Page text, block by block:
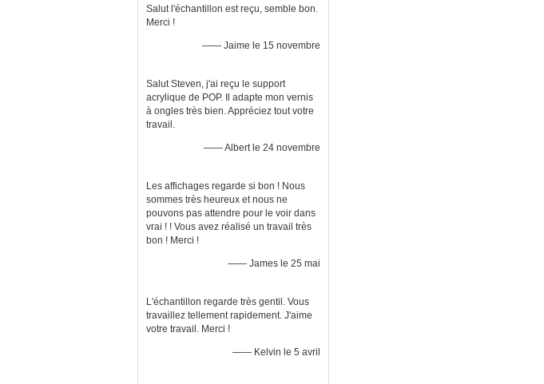
Salut l'échantillon est reçu, semble bon.
Merci !
—— Jaime le 15 novembre
Salut Steven, j'ai reçu le support
acrylique de POP. Il adapte mon vernis
à ongles très bien. Appréciez tout votre
travail.
—— Albert le 24 novembre
Les affichages regarde si bon ! Nous
sommes très heureux et nous ne
pouvons pas attendre pour le voir dans
vrai ! ! Vous avez réalisé un travail très
bon ! Merci !
—— James le 25 mai
L'échantillon regarde très gentil. Vous
travaillez tellement rapidement. J'aime
votre travail. Merci !
—— Kelvin le 5 avril